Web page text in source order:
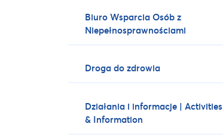
Biuro Wsparcia Osób z
Niepełnosprawnościami
Droga do zdrowia
Działania i informacje | Activities
& Information